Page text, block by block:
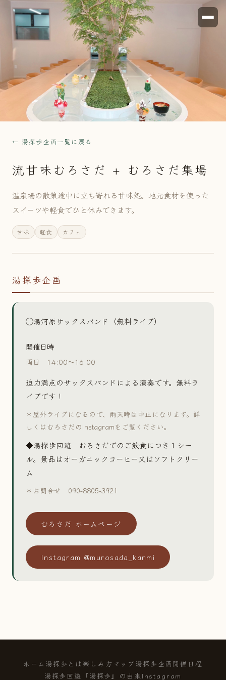
← 湯探歩企画一覧に戻る
流甘味むろさだ + むろさだ集場
温泉場の散策途中に立ち寄れる甘味処。地元食材を使った
スイーツや軽食でひと休みできます。
甘味 軽食 カフェ
湯探歩企画
◯湯河原サックスバンド（無料ライブ）
開催日時
両日 14:00〜16:00
迫力満点のサックスバンドによる演奏です。無料ラ
イブです！
＊屋外ライブになるので、雨天時は中止になります。詳
しくはむろさだのInstagramをご覧ください。
◆湯探歩回遊 むろさだでのご飲食につき１シー
ル。景品はオーガニックコーヒー又はソフトクリー
ム
＊お問合せ 090-8805-3921
むろさだ ホームページ
Instagram @murosada_kanmi
ホーム 湯探歩とは 楽しみ方 マップ湯探歩企画 開催日程
湯探歩回遊
『湯探歩』の由来 Instagram